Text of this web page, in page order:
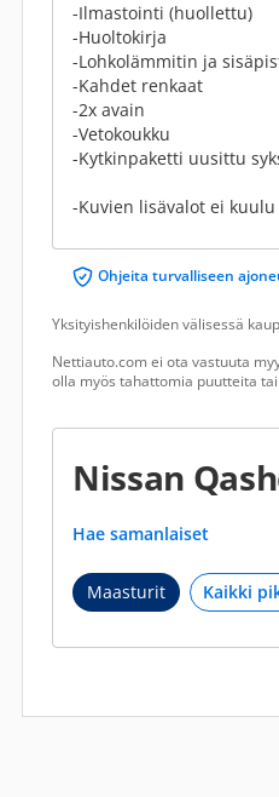
-Ilmastointi (huollettu)
-Huoltokirja
-Lohkolämmitin ja
-Kahdet renkaat
-2x avain
-Vetokoukku
-Kytkinpaketti uusittu
-Kuvien lisävalot ei
Ohjeita turvalliseen
Yksityishenkilöiden välisessä
Nettiauto.com ei ota vastuuta
olla myös tahattomia puutteita
Nissan
Hae samanlaiset
Maasturit